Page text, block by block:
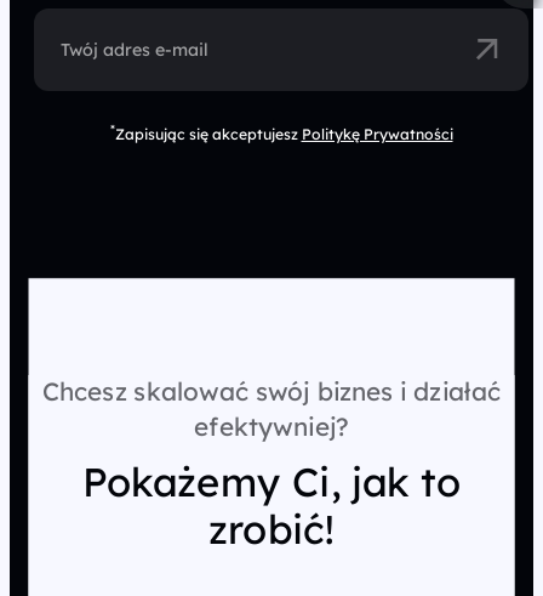
Twój adres e-mail
*Zapisując się akceptujesz Politykę Prywatności
Chcesz skalować swój biznes i działać
efektywniej?
Pokażemy Ci, jak to
zrobić!